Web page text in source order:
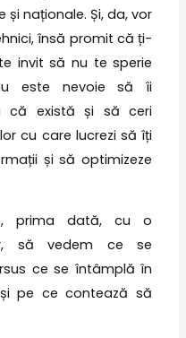
naționale. Și, da, vor
însă promit că ți-
invit să nu te sperie
este nevoie să îi
că există și să ceri
cu care lucrezi să îți
și să optimizeze
prima dată, cu o
să vedem ce se
ce se întâmplă în
pe ce contează să